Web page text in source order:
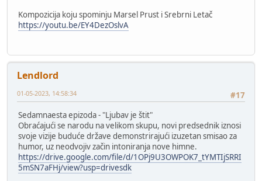
Kompozicija koju spominju Marsel Prust i Srebrni Letač
https://youtu.be/EY4DezOslvA
Lendlord
#17
01-05-2023, 14:58:34
Sedamnaesta epizoda - "Ljubav je štit"
Obraćajući se narodu na velikom skupu, novi predsednik iznosi
svoje vizije buduće države demonstrirajući izuzetan smisao za
humor, uz neodvojiv začin intoniranja nove himne.
https://drive.google.com/file/d/1OPj9U3OWPOK7_tYMTIjSRRI
5mSN7aFHj/view?usp=drivesdk